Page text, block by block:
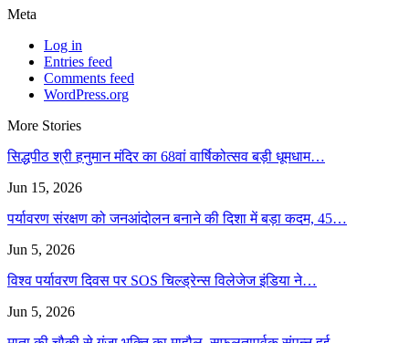
Meta
Log in
Entries feed
Comments feed
WordPress.org
More Stories
सिद्धपीठ श्री हनुमान मंदिर का 68वां वार्षिकोत्सव बड़ी धूमधाम…
Jun 15, 2026
पर्यावरण संरक्षण को जनआंदोलन बनाने की दिशा में बड़ा कदम, 45…
Jun 5, 2026
विश्व पर्यावरण दिवस पर SOS चिल्ड्रेन्स विलेजेज इंडिया ने…
Jun 5, 2026